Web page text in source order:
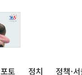
포토 정치 정책·